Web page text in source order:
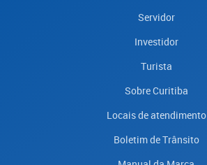
Servidor
Investidor
Turista
Sobre Curitiba
Locais de atendimento
Boletim de Trânsito